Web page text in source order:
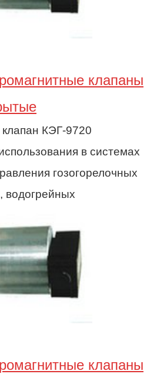
клапаны
КЭГ-9720
в системах
гозогорелочных
водогрейных
клапаны